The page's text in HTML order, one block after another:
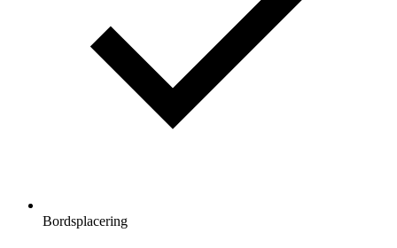
Bordsplacering